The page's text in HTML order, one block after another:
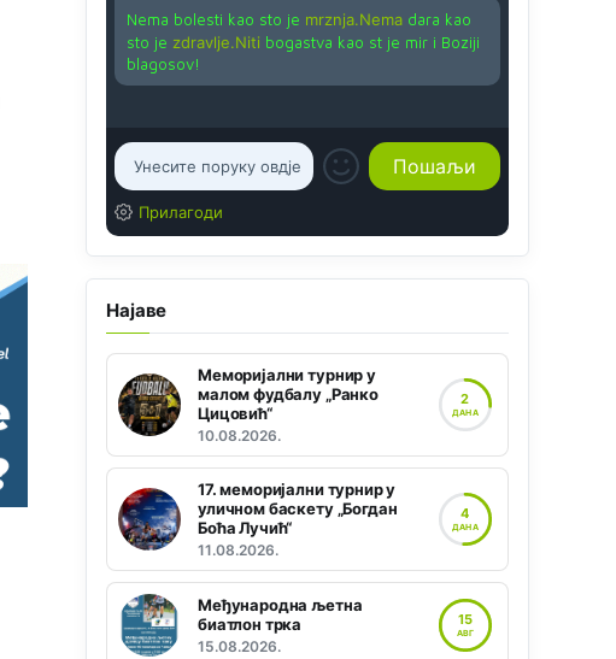
Nema bolesti kao sto je mrznja.Nemadara kao
sto je zdravlje.Niti bogastva kao st je mir i Boziji
blagosov!
Прилагоди
Најаве
Меморијални турнир у
малом фудбалу „Ранко
Цицовић“
10.08.2026.
2
ДАНА
17. меморијални турнир у
уличном баскету „Богдан
Боћа Лучић“
11.08.2026.
4
ДАНА
Међународна љетна
биатлон трка
15.08.2026.
15
АВГ